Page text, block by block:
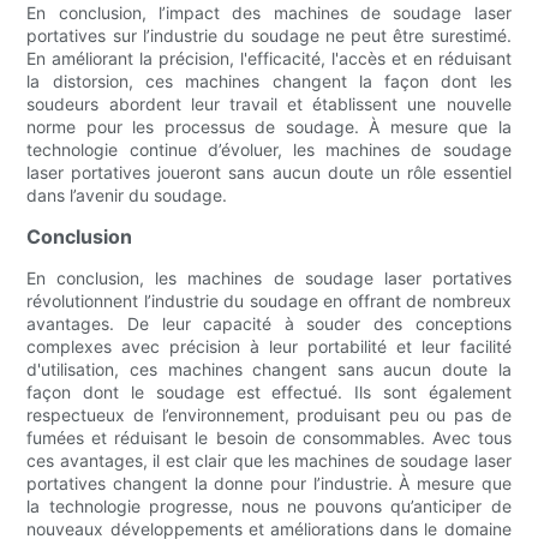
En conclusion, l’impact des machines de soudage laser
portatives sur l’industrie du soudage ne peut être surestimé.
En améliorant la précision, l'efficacité, l'accès et en réduisant
la distorsion, ces machines changent la façon dont les
soudeurs abordent leur travail et établissent une nouvelle
norme pour les processus de soudage. À mesure que la
technologie continue d’évoluer, les machines de soudage
laser portatives joueront sans aucun doute un rôle essentiel
dans l’avenir du soudage.
Conclusion
En conclusion, les machines de soudage laser portatives
révolutionnent l’industrie du soudage en offrant de nombreux
avantages. De leur capacité à souder des conceptions
complexes avec précision à leur portabilité et leur facilité
d'utilisation, ces machines changent sans aucun doute la
façon dont le soudage est effectué. Ils sont également
respectueux de l’environnement, produisant peu ou pas de
fumées et réduisant le besoin de consommables. Avec tous
ces avantages, il est clair que les machines de soudage laser
portatives changent la donne pour l’industrie. À mesure que
la technologie progresse, nous ne pouvons qu’anticiper de
nouveaux développements et améliorations dans le domaine